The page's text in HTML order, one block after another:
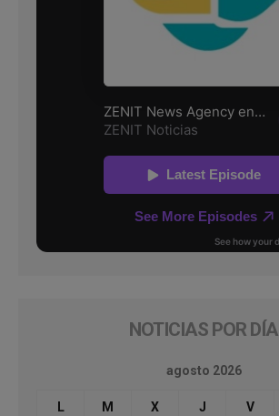
NOTICIAS POR DÍA
agosto 2026
L M X J V